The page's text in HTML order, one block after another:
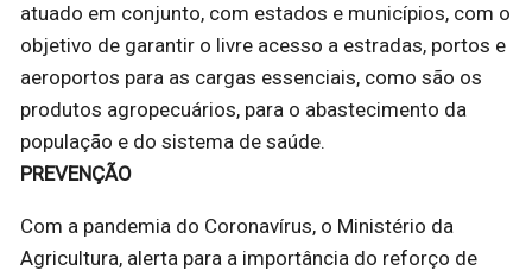
atuado em conjunto, com estados e municípios, com o
objetivo de garantir o livre acesso a estradas, portos e
aeroportos para as cargas essenciais, como são os
produtos agropecuários, para o abastecimento da
população e do sistema de saúde.
PREVENÇÃO
Com a pandemia do Coronavírus, o Ministério da
Agricultura, alerta para a importância do reforço de